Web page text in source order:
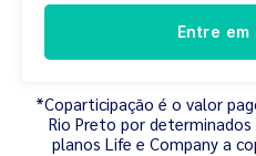
Entre
*Coparticipação é o valor
Rio Preto por
planos Life e Company a